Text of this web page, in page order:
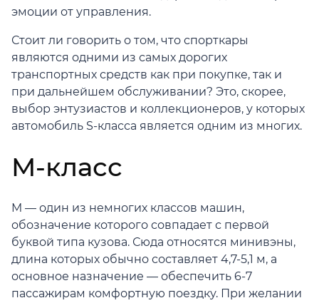
эмоции от управления.
Стоит ли говорить о том, что спорткары
являются одними из самых дорогих
транспортных средств как при покупке, так и
при дальнейшем обслуживании? Это, скорее,
выбор энтузиастов и коллекционеров, у которых
автомобиль S-класса является одним из многих.
M-класс
M — один из немногих классов машин,
обозначение которого совпадает с первой
буквой типа кузова. Сюда относятся минивэны,
длина которых обычно составляет 4,7-5,1 м, а
основное назначение — обеспечить 6-7
пассажирам комфортную поездку. При желании